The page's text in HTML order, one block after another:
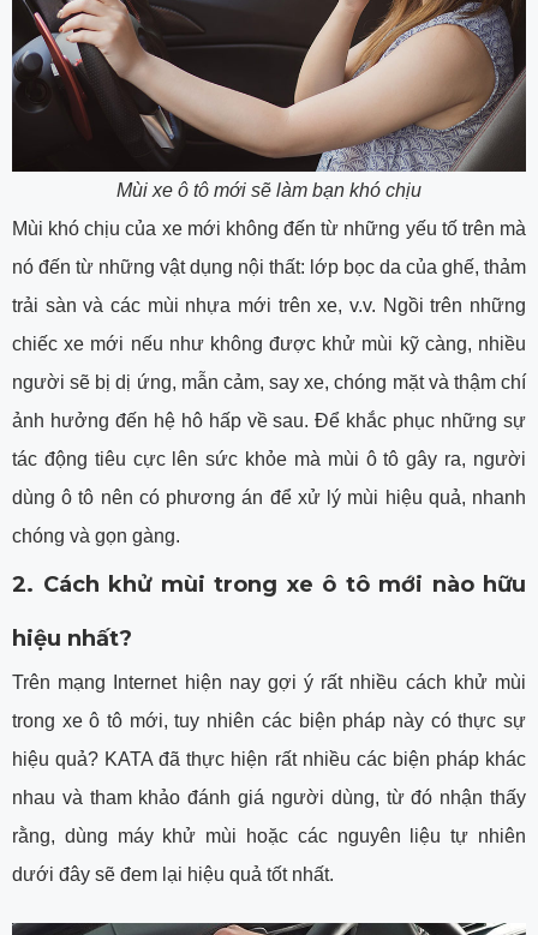
Mùi xe ô tô mới sẽ làm bạn khó chịu
Mùi khó chịu của xe mới không đến từ những yếu tố trên mà
nó đến từ những vật dụng nội thất: lớp bọc da của ghế, thảm
trải sàn và các mùi nhựa mới trên xe, v.v. Ngồi trên những
chiếc xe mới nếu như không được khử mùi kỹ càng, nhiều
người sẽ bị dị ứng, mẫn cảm, say xe, chóng mặt và thậm chí
ảnh hưởng đến hệ hô hấp về sau. Để khắc phục những sự
tác động tiêu cực lên sức khỏe mà mùi ô tô gây ra, người
dùng ô tô nên có phương án để xử lý mùi hiệu quả, nhanh
chóng và gọn gàng.
2. Cách khử mùi trong xe ô tô mới nào hữu
hiệu nhất?
Trên mạng Internet hiện nay gợi ý rất nhiều cách khử mùi
trong xe ô tô mới, tuy nhiên các biện pháp này có thực sự
hiệu quả? KATA đã thực hiện rất nhiều các biện pháp khác
nhau và tham khảo đánh giá người dùng, từ đó nhận thấy
rằng, dùng máy khử mùi hoặc các nguyên liệu tự nhiên
dưới đây sẽ đem lại hiệu quả tốt nhất.